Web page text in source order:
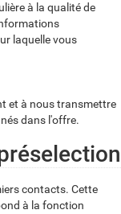
à la qualité de
laquelle vous
et à nous transmettre
dans l'offre.
contacts. Cette
à la fonction